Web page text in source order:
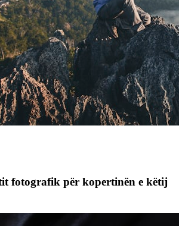
fotografik për kopertinën e këtij